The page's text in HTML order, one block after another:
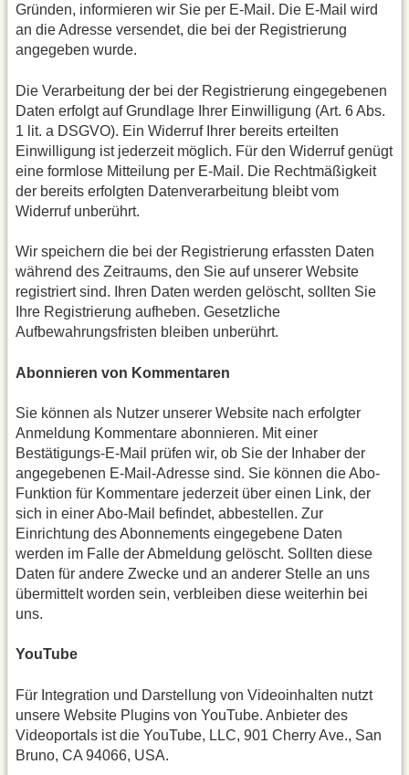
Gründen, informieren wir Sie per E-Mail. Die E-Mail wird
an die Adresse versendet, die bei der Registrierung
angegeben wurde.
Die Verarbeitung der bei der Registrierung eingegebenen
Daten erfolgt auf Grundlage Ihrer Einwilligung (Art. 6 Abs.
1 lit. a DSGVO). Ein Widerruf Ihrer bereits erteilten
Einwilligung ist jederzeit möglich. Für den Widerruf genügt
eine formlose Mitteilung per E-Mail. Die Rechtmäßigkeit
der bereits erfolgten Datenverarbeitung bleibt vom
Widerruf unberührt.
Wir speichern die bei der Registrierung erfassten Daten
während des Zeitraums, den Sie auf unserer Website
registriert sind. Ihren Daten werden gelöscht, sollten Sie
Ihre Registrierung aufheben. Gesetzliche
Aufbewahrungsfristen bleiben unberührt.
Abonnieren von Kommentaren
Sie können als Nutzer unserer Website nach erfolgter
Anmeldung Kommentare abonnieren. Mit einer
Bestätigungs-E-Mail prüfen wir, ob Sie der Inhaber der
angegebenen E-Mail-Adresse sind. Sie können die Abo-
Funktion für Kommentare jederzeit über einen Link, der
sich in einer Abo-Mail befindet, abbestellen. Zur
Einrichtung des Abonnements eingegebene Daten
werden im Falle der Abmeldung gelöscht. Sollten diese
Daten für andere Zwecke und an anderer Stelle an uns
übermittelt worden sein, verbleiben diese weiterhin bei
uns.
YouTube
Für Integration und Darstellung von Videoinhalten nutzt
unsere Website Plugins von YouTube. Anbieter des
Videoportals ist die YouTube, LLC, 901 Cherry Ave., San
Bruno, CA 94066, USA.